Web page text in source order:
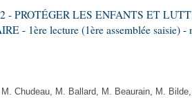
- PROTÉGER LES ENFANTS ET
- 1ère lecture (1ère assemblée saisie) -
Chudeau, M. Ballard, M. Beaurain, M.